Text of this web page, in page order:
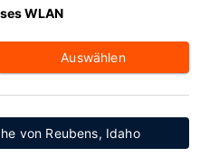
WLAN
Auswählen
von Reubens, Idaho